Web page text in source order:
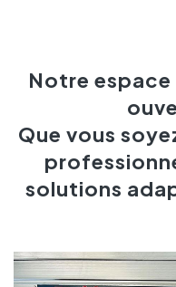
Notre
Que vous
solutions